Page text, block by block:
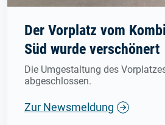
Der Vorplatz vom
Süd wurde verschönert
Die Umgestaltung des
abgeschlossen.
Zur Newsmeldung